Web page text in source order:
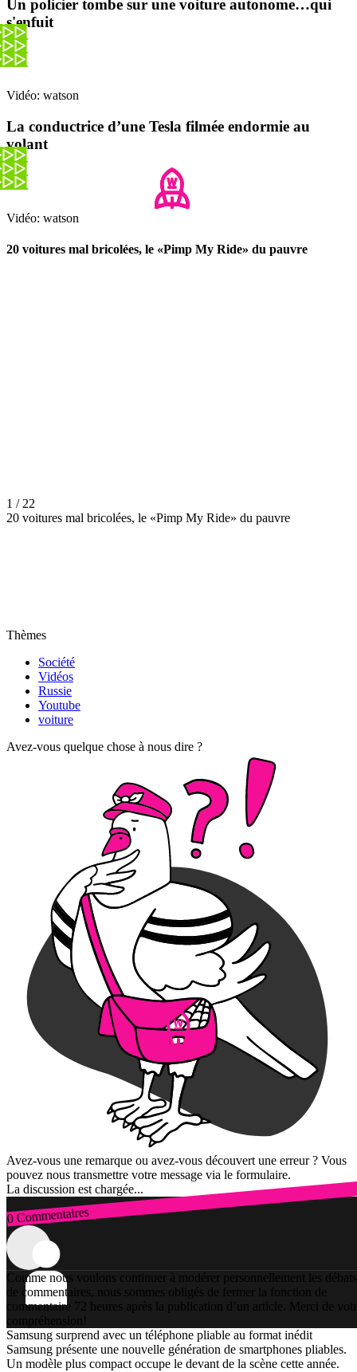
Un policier tombe sur une voiture autonome…qui
s'enfuit
Vidéo: watson
La conductrice d’une Tesla filmée endormie au
volant
Vidéo: watson
20 voitures mal bricolées, le «Pimp My Ride» du pauvre
1 / 22
20 voitures mal bricolées, le «Pimp My Ride» du pauvre
Thèmes
Société
Vidéos
Russie
Youtube
voiture
Avez-vous quelque chose à nous dire ?
Avez-vous une remarque ou avez-vous découvert une erreur ? Vous
pouvez nous transmettre votre message via le formulaire.
La discussion est chargée...
0 Commentaires
Connexion
Comme nous voulons continuer à modérer personnellement les débats
de commentaires, nous sommes obligés de fermer la fonction de
commentaire 72 heures après la publication d’un article. Merci de
compréhension!
Samsung surprend avec un téléphone pliable au format inédit
Samsung présente une nouvelle génération de smartphones pliables.
Un modèle plus compact occupe le devant de la scène cette année.